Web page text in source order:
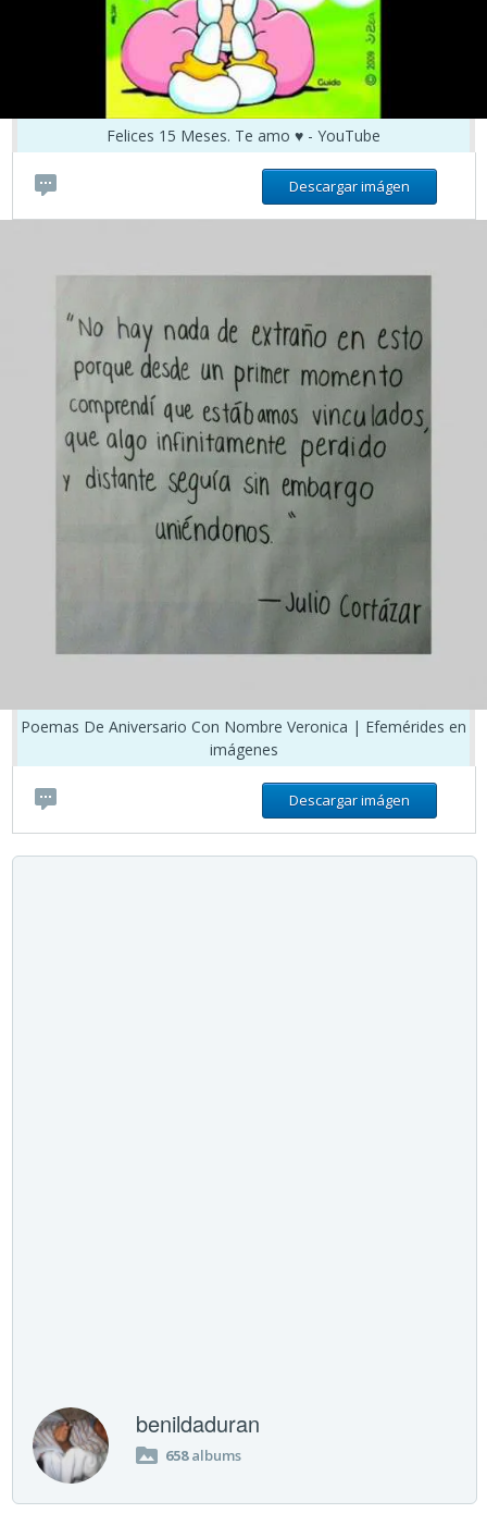
Felices 15 Meses. Te amo ♥ - YouTube
Descargar imágen
Poemas De Aniversario Con Nombre Veronica | Efemérides en
imágenes
Descargar imágen
benildaduran
658albums